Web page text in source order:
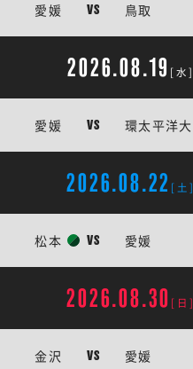
愛媛 VS 鳥取
2026.08.19 [水]
愛媛 VS 環太平洋大
2026.08.22 [土]
松本 VS 愛媛
2026.08.30 [日]
金沢 VS 愛媛